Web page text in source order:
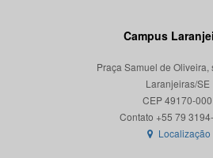
Campus
Praça Samuel de Oliveira,
Laranjeiras/SE
CEP 49170-000
Localização